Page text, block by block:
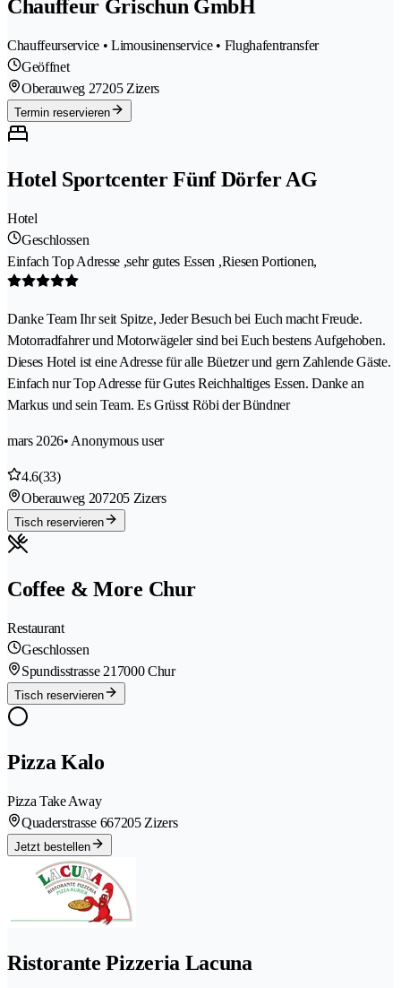
Chauffeur Grischun GmbH
Chauffeurservice • Limousinenservice • Flughafentransfer
Geöffnet
Oberauweg 27205 Zizers
Termin reservieren
Hotel Sportcenter Fünf Dörfer AG
Hotel
Geschlossen
Einfach Top Adresse ,sehr gutes Essen ,Riesen Portionen,
Danke Team Ihr seit Spitze, Jeder Besuch bei Euch macht Freude.
Motorradfahrer und Motorwägeler sind bei Euch bestens Aufgehoben.
Dieses Hotel ist eine Adresse für alle Büetzer und gern Zahlende Gäste.
Einfach nur Top Adresse für Gutes Reichhaltiges Essen. Danke an
Markus und sein Team. Es Grüsst Röbi der Bündner
mars 2026• Anonymous user
4.6(33)
Oberauweg 207205 Zizers
Tisch reservieren
Coffee & More Chur
Restaurant
Geschlossen
Spundisstrasse 21 7000 Chur
Tisch reservieren
Pizza Kalo
Pizza Take Away
Quaderstrasse 667205 Zizers
Jetzt bestellen
Ristorante Pizzeria Lacuna